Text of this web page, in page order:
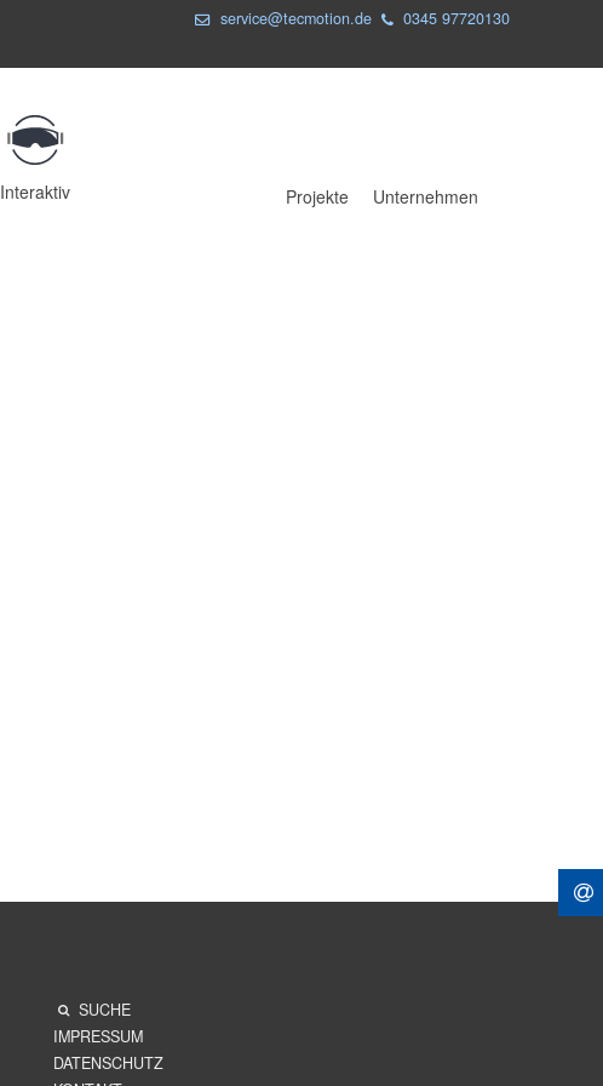
0345 97720130
service@tecmotion.de
Interaktiv Projekte Unternehmen
SUCHE
IMPRESSUM
DATENSCHUTZ